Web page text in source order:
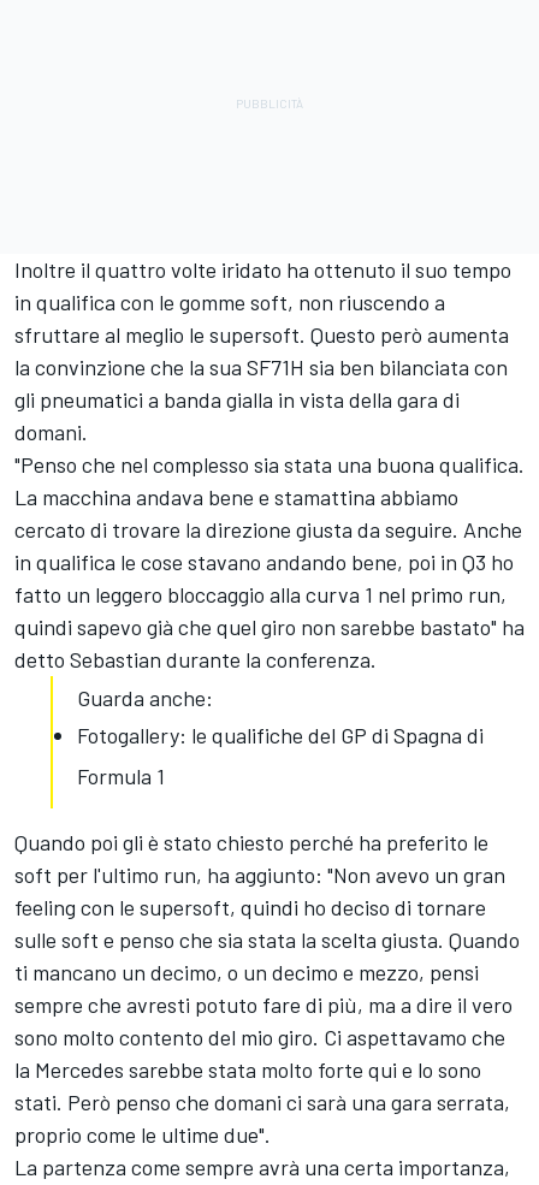
Inoltre il quattro volte iridato ha ottenuto il suo tempo
in qualifica con le gomme soft, non riuscendo a
sfruttare al meglio le supersoft. Questo però aumenta
la convinzione che la sua SF71H sia ben bilanciata con
gli pneumatici a banda gialla in vista della gara di
domani.
"Penso che nel complesso sia stata una buona qualifica.
La macchina andava bene e stamattina abbiamo
cercato di trovare la direzione giusta da seguire. Anche
in qualifica le cose stavano andando bene, poi in Q3 ho
fatto un leggero bloccaggio alla curva 1 nel primo run,
quindi sapevo già che quel giro non sarebbe bastato" ha
detto Sebastian durante la conferenza.
Guarda anche:
Fotogallery: le qualifiche del GP di Spagna di
Formula 1
Quando poi gli è stato chiesto perché ha preferito le
soft per l'ultimo run, ha aggiunto: "Non avevo un gran
feeling con le supersoft, quindi ho deciso di tornare
sulle soft e penso che sia stata la scelta giusta. Quando
ti mancano un decimo, o un decimo e mezzo, pensi
sempre che avresti potuto fare di più, ma a dire il vero
sono molto contento del mio giro. Ci aspettavamo che
la Mercedes sarebbe stata molto forte qui e lo sono
stati. Però penso che domani ci sarà una gara serrata,
proprio come le ultime due".
La partenza come sempre avrà una certa importanza,